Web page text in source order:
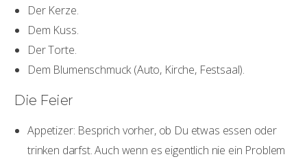
Der Kerze.
Dem Kuss.
Der Torte.
Dem Blumenschmuck (Auto, Kirche, Festsaal).
Die Feier
Appetizer: Besprich vorher, ob Du etwas essen oder
trinken darfst. Auch wenn es eigentlich nie ein Problem